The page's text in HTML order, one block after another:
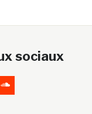
sociaux